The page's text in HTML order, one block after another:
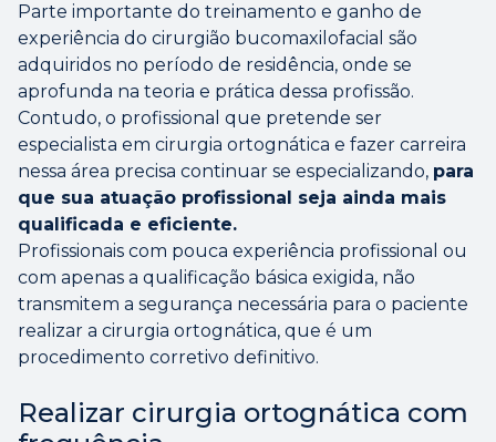
Parte importante do treinamento e ganho de
experiência do cirurgião bucomaxilofacial são
adquiridos no período de residência, onde se
aprofunda na teoria e prática dessa profissão.
Contudo, o profissional que pretende ser
especialista em cirurgia ortognática e fazer carreira
nessa área precisa continuar se especializando, para
que sua atuação profissional seja ainda mais
qualificada e eficiente.
Profissionais com pouca experiência profissional ou
com apenas a qualificação básica exigida, não
transmitem a segurança necessária para o paciente
realizar a cirurgia ortognática, que é um
procedimento corretivo definitivo.
Realizar cirurgia ortognática com